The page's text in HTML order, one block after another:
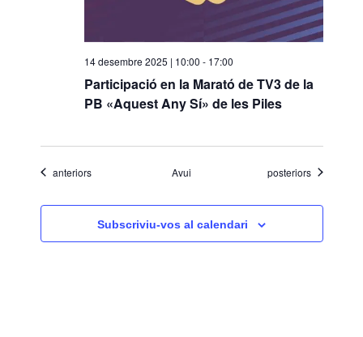
Participació en la Marató de TV3 de la
PB «Aquest Any Sí» de les Piles
14 desembre 2025 | 10:00 - 17:00
Esdeveniments
anteriors Avui Esdeveniments
posteriors
Subscriviu-vos al calendari